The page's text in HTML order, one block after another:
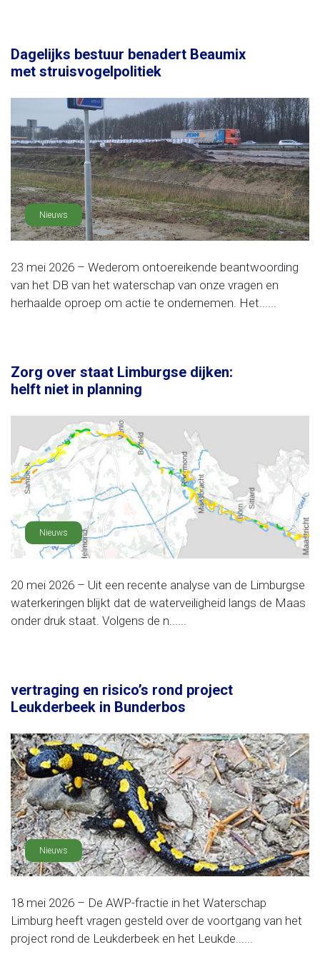
Dagelijks bestuur benadert Beaumix
met struisvogelpolitiek
Nieuws
23 mei 2026 – Wederom ontoereikende beantwoording
van het DB van het waterschap van onze vragen en
herhaalde oproep om actie te ondernemen. Het......
Zorg over staat Limburgse dijken:
helft niet in planning
Nieuws
20 mei 2026 – Uit een recente analyse van de Limburgse
waterkeringen blijkt dat de waterveiligheid langs de Maas
onder druk staat. Volgens de n......
vertraging en risico’s rond project
Leukderbeek in Bunderbos
Nieuws
18 mei 2026 – De AWP-fractie in het Waterschap
Limburg heeft vragen gesteld over de voortgang van het
project rond de Leukderbeek en het Leukde......